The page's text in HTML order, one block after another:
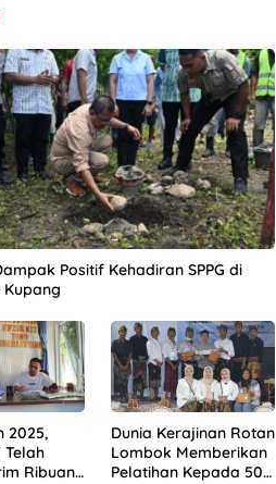
Positif Kehadiran SPPG di
2025,
Telah
Ribuan
Dunia Kerajinan Rotan
Lombok Memberikan
Pelatihan Kepada 50